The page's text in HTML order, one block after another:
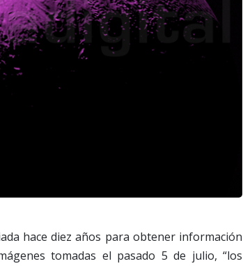
hace diez años para obtener información
tomadas el pasado 5 de julio, “los